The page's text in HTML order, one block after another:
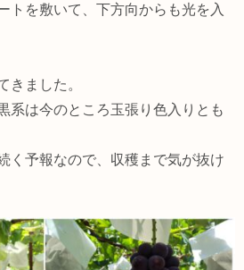
トを敷いて、下方向からも光を入
きました。
系は今のところ玉張り色入りとも
く予報なので、収穫まで気が抜け